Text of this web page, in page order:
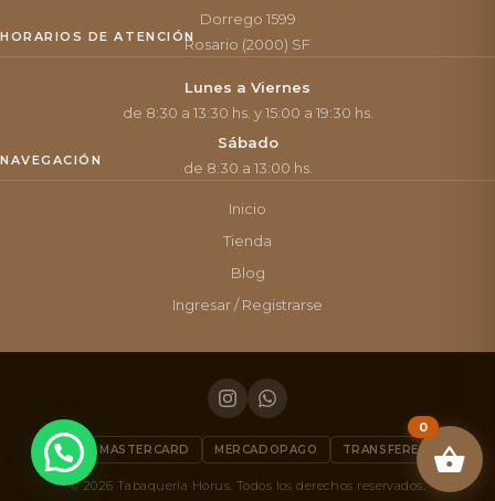
Dorrego 1599
Rosario (2000) SF
HORARIOS DE ATENCIÓN
Lunes a Viernes
de 8:30 a 13:30 hs. y 15:00 a 19:30 hs.
Sábado
de 8:30 a 13:00 hs.
NAVEGACIÓN
Inicio
Tienda
Blog
Ingresar / Registrarse
VISA MASTERCARD MERCADOPAGO TRANSFERENCIA
© 2026 Tabaquería Horus. Todos los derechos reservados.
0